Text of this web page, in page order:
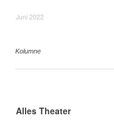
Juni 2022
Kolumne
Alles Theater